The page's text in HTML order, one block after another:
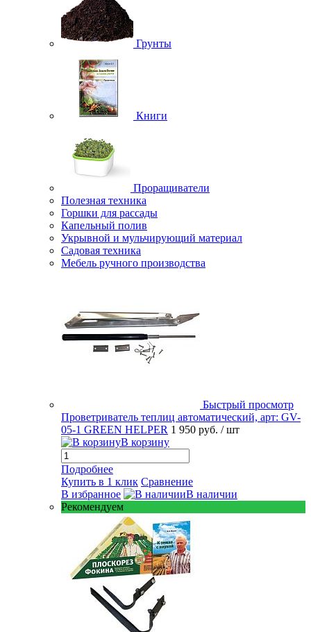
Грунты
Книги
Проращиватели
Полезная техника
Горшки для рассады
Капельный полив
Укрывной и мульчирующий материал
Садовая техника
Мебель ручного производства
Быстрый просмотр
Проветриватель теплиц автоматический, арт: GV-
05-1 GREEN HELPER 1 950 руб. / шт
В корзину
Подробнее
Купить в 1 клик Сравнение
В избранное
В наличии
Рекомендуем